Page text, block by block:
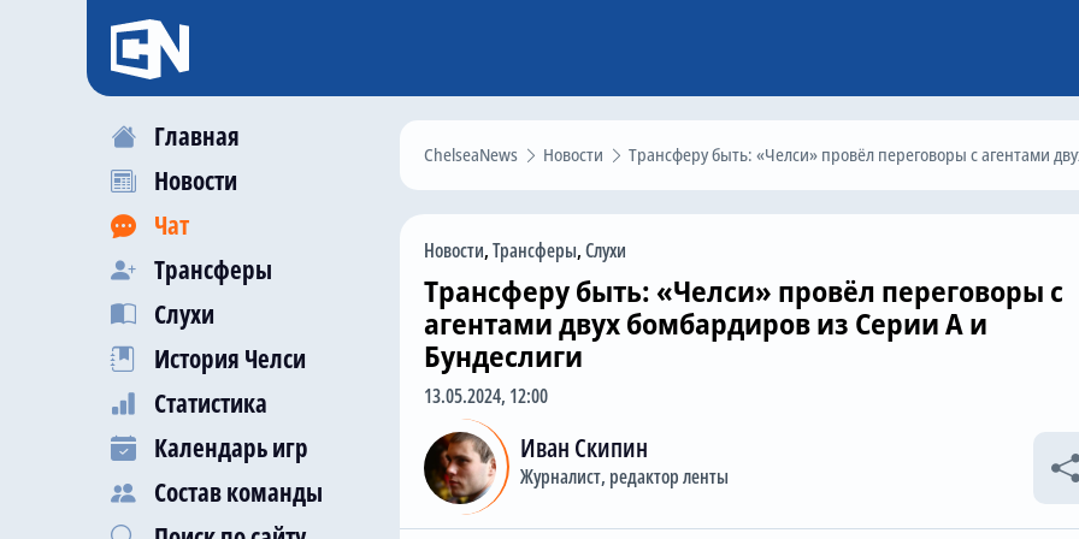
Главная
Новости
Чат
Трансферы
Слухи
История Челси
Статистика
Календарь игр
Состав команды
ChelseaNews Новости Трансферу быть: «Челси» провёл переговоры с агентами двух бомбардиров из Серии А и
Новости,Трансферы,Слухи
Трансферу быть: «Челси» провёл переговоры с
агентами двух бомбардиров из Серии А и
Бундеслиги
13.05.2024, 12:00
Иван Скипин
Журналист, редактор ленты